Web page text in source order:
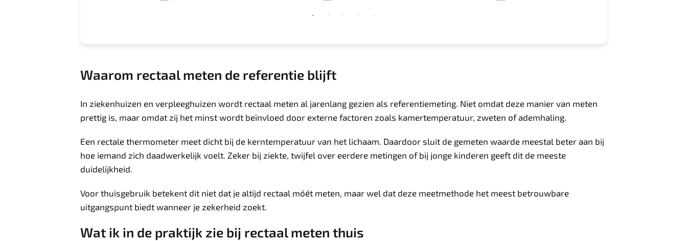
Waarom rectaal meten de referentie blijft
In ziekenhuizen en verpleeghuizen wordt rectaal meten al jarenlang gezien als referentiemeting. Niet omdat deze manier van meten
prettig is, maar omdat zij het minst wordt beïnvloed door externe factoren zoals kamertemperatuur, zweten of ademhaling.
Een rectale thermometer meet dicht bij de kerntemperatuur van het lichaam. Daardoor sluit de gemeten waarde meestal beter aan bij
hoe iemand zich daadwerkelijk voelt. Zeker bij ziekte, twijfel over eerdere metingen of bij jonge kinderen geeft dit de meeste
duidelijkheid.
Voor thuisgebruik betekent dit niet dat je altijd rectaal móét meten, maar wel dat deze meetmethode het meest betrouwbare
uitgangspunt biedt wanneer je zekerheid zoekt.
Wat ik in de praktijk zie bij rectaal meten thuis